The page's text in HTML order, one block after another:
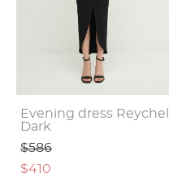
Evening dress Reychel
Dark
$586
$410